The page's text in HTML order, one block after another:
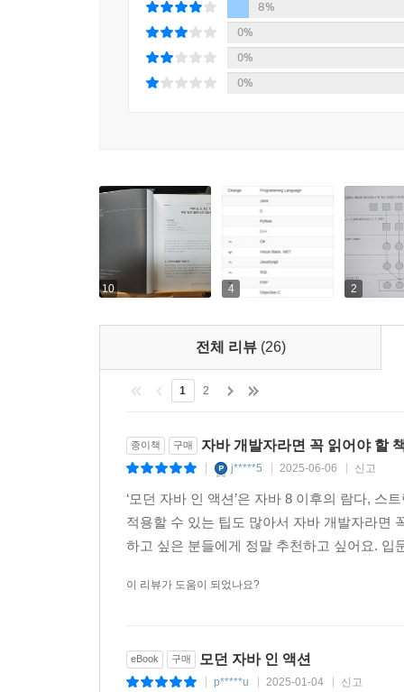
_5부 : 6장과 7장에서 설명한 스트림을 이용한
살펴본다.
구현한 내막을 설명한다.
이 책의 내용
- 자바 8, 자바 9, 자바 10 의 강력한 새로운 기능을
- 함수형 프로그래밍 적용
- 퀴즈, 기습 질문, 업데이트 내용을 담은 부록
8%
0%
0%
0%
10 4 2
전체 리뷰 (26)
1 2
종이책 구매 자바 개발자라면 꼭 읽어야 할
j*****5 2025-06-06 신고
‘모던 자바 인 액션’은 자바 8 이후의 람다, 스
적용할 수 있는 팁도 많아서 자바 개발자라면
하고 싶은 분들에게 정말 추천하고 싶어요.
이 리뷰가 도움이 되었나요?
eBook 구매 모던 자바 인 액션
p*****u 2025-01-04 신고